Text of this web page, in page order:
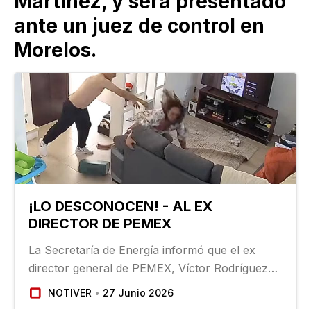
ante un juez de control en
Morelos.
¡LO DESCONOCEN! - AL EX
DIRECTOR DE PEMEX
La Secretaría de Energía informó que el ex
director general de PEMEX, Víctor Rodríguez
Padilla, no está incorporado al Instituto
NOTIVER 27 Junio 2026